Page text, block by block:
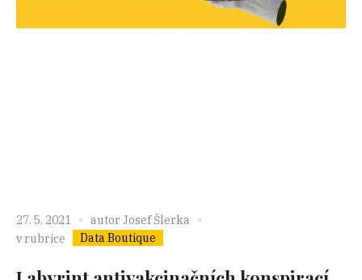
27. 5. 2021 autor Josef Šlerka
v rubrice
Data Boutique